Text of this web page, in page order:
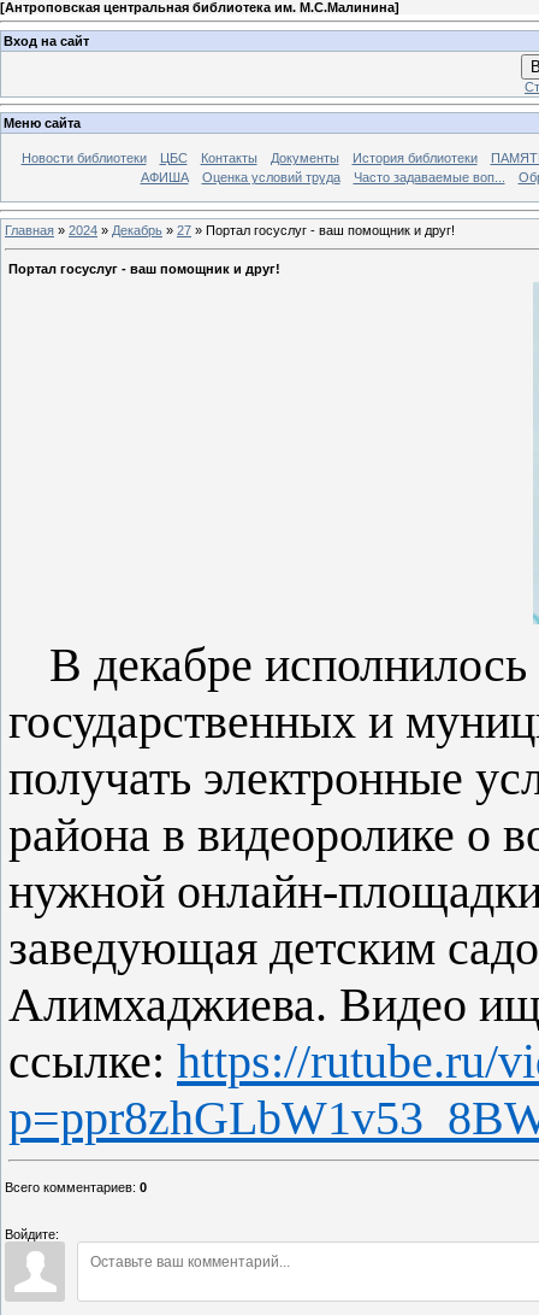
[Антроповская центральная библиотека им. М.С.Малинина]
Вход на сайт
Меню сайта
Новости библиотеки ЦБС Контакты Документы История библиотеки
АФИША
Оценка условий труда Часто задаваемые воп...
Главная » 2024 » Декабрь » 27 » Портал госуслуг - ваш помощник и друг!
Портал госуслуг - ваш помощник и друг!
В декабре
государственных и
получать электронные
района в видеоролике о
нужной онлайн-
заведующая детским
Алимхаджиева. Видео
ссылке: https://rutube.ru/
Всего комментариев: 0
Войдите: